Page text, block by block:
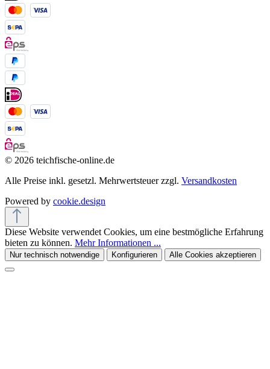
© 2026 teichfische-online.de
Alle Preise inkl. gesetzl. Mehrwertsteuer zzgl. Versandkosten
Powered by cookie.design
Diese Website verwendet Cookies, um eine bestmögliche Erfahrung
bieten zu können. Mehr Informationen ...
Nur technisch notwendige Konfigurieren Alle Cookies akzeptieren